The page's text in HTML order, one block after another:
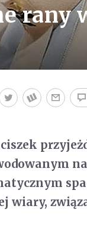
rany
wiary,